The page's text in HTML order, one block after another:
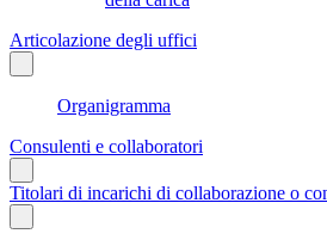
Articolazione degli uffici
Organigramma
Consulenti e collaboratori
Titolari di incarichi di collaborazione o